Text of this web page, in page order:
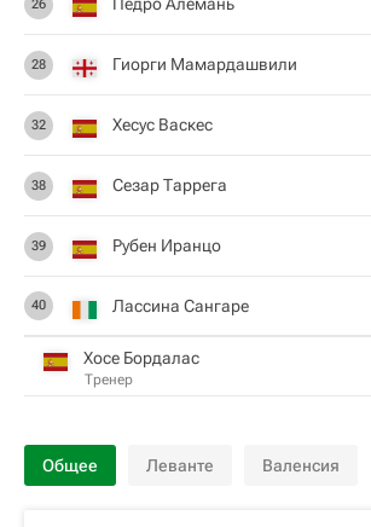
26
28 Гиорги Мамардашвили
32 Хесус Васкес
38 Сезар Таррега
39 Рубен Иранцо
40 Лассина Сангаре
Хосе Бордалас
Тренер
Общее Леванте Валенсия